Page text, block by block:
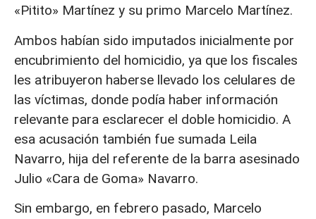
«Pitito» Martínez y su primo Marcelo Martínez.
Ambos habían sido imputados inicialmente por
encubrimiento del homicidio, ya que los fiscales
les atribuyeron haberse llevado los celulares de
las víctimas, donde podía haber información
relevante para esclarecer el doble homicidio. A
esa acusación también fue sumada Leila
Navarro, hija del referente de la barra asesinado
Julio «Cara de Goma» Navarro.
Sin embargo, en febrero pasado, Marcelo